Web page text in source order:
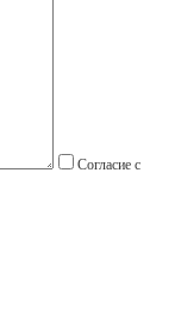
Согласие с